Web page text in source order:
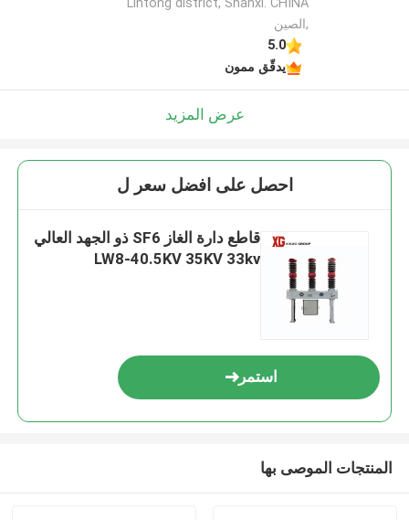
,الصين
5.0
يدقّق ممون
عرض المزيد
احصل على افضل سعر ل
قاطع دارة الغاز SF6 ذو الجهد العالي
LW8-40.5KV 35KV 33kv
استمر
المنتجات الموصى بها